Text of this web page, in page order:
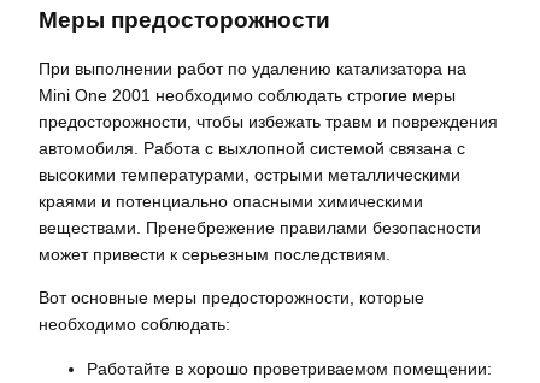
Меры предосторожности
При выполнении работ по удалению катализатора на
Mini One 2001 необходимо соблюдать строгие меры
предосторожности, чтобы избежать травм и повреждения
автомобиля. Работа с выхлопной системой связана с
высокими температурами, острыми металлическими
краями и потенциально опасными химическими
веществами. Пренебрежение правилами безопасности
может привести к серьезным последствиям.
Вот основные меры предосторожности, которые
необходимо соблюдать:
Работайте в хорошо проветриваемом помещении: